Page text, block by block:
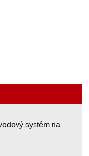
systém na